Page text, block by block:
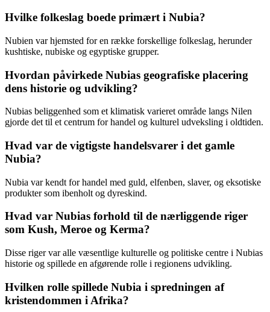
Hvilke folkeslag boede primært i Nubia?
Nubien var hjemsted for en række forskellige folkeslag, herunder
kushtiske, nubiske og egyptiske grupper.
Hvordan påvirkede Nubias geografiske placering
dens historie og udvikling?
Nubias beliggenhed som et klimatisk varieret område langs Nilen
gjorde det til et centrum for handel og kulturel udveksling i oldtiden.
Hvad var de vigtigste handelsvarer i det gamle
Nubia?
Nubia var kendt for handel med guld, elfenben, slaver, og eksotiske
produkter som ibenholt og dyreskind.
Hvad var Nubias forhold til de nærliggende riger
som Kush, Meroe og Kerma?
Disse riger var alle væsentlige kulturelle og politiske centre i Nubias
historie og spillede en afgørende rolle i regionens udvikling.
Hvilken rolle spillede Nubia i spredningen af
kristendommen i Afrika?